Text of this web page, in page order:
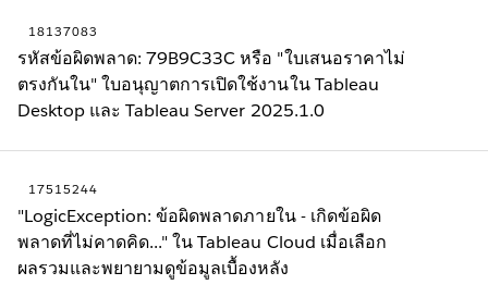
18137083
รหัสข้อผิดพลาด: 79B9C33C หรือ "ใบเสนอราคาไม่
ตรงกันใน" ใบอนุญาตการเปิดใช้งานใน Tableau
Desktop และ Tableau Server 2025.1.0
17515244
"LogicException: ข้อผิดพลาดภายใน - เกิดข้อผิด
พลาดที่ไม่คาดคิด..." ใน Tableau Cloud เมื่อเลือก
ผลรวมและพยายามดูข้อมูลเบื้องหลัง